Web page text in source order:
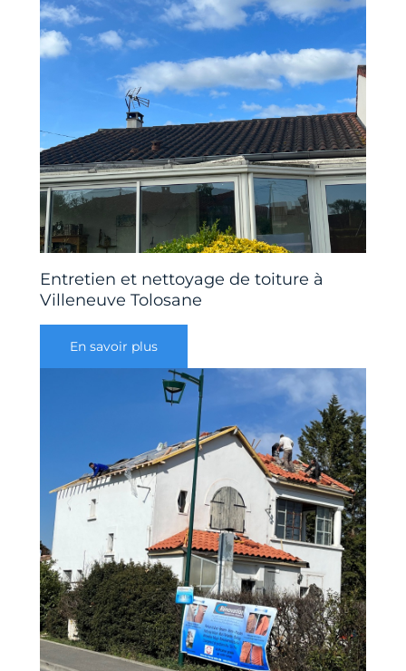
Entretien et nettoyage de toiture à
Villeneuve Tolosane
En savoir plus